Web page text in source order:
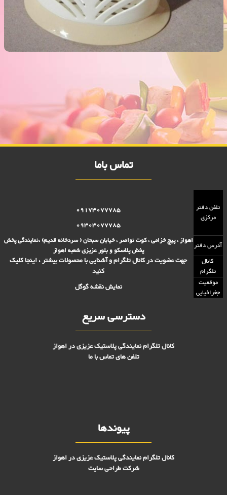
جاقاشقی لادن رو میزی 2000 فروش
فروش ویژه جاقاشقی لادن رو میزی 2000 فروش,نمایندگی پلاستیک عزیزی در
5000 فروش,فروش پلاستیک 2000 تومانی,فروش پلاستیک 5000
تومانی,فروش بلوز 2000 تومانی,فروش بلور 5000 تومانی ,فروش پلاسکو
5000 تومانی, فروش پلاسکو 2000 تومانی, پلاسکو 2000 فروش, پلاسکو
5000 فروش
تماس باما
تلفن دفتر
مرکزی
09173077785
09303077785
آدرس دفتراهواز ، پیچ خزامی ، کوت نواصر ، خیابان سبحان ( سردخانه قدیم) ،نمایندگی پخش
پخش پلاسکو و بلور عزیزی شعبه اهواز
کانال
تلگرام
جهت عضویت در کانال تلگرام و آشنایی با محصولات بیشتر ، اینجا کلیک
کنید
موقعیت
جغرافیایی
نمایش نقشه گوگل
دسترسی سریع
کانال تلگرام نمایندگی پلاستیک عزیزی در اهواز
تلفن های تماس با ما
پیوندها
کانال تلگرام نمایندگی پلاستیک عزیزی در اهواز
شرکت طراحی سایت